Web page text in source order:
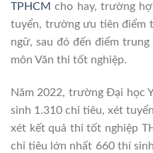
TPHCM cho hay, trường
tuyển, trường ưu tiên điểm
ngữ, sau đó đến điểm
môn Văn thi tốt nghiệp.
Năm 2022, trường Đại học
sinh 1.310 chỉ tiêu, xét
xét kết quả thi tốt nghiệp
chỉ tiêu lớn nhất 660 thí